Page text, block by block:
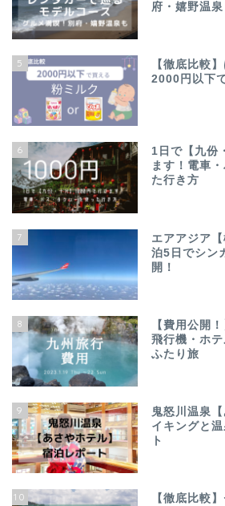
府・嬉野温泉
5
【徹底比較
2000円以下
6
1日で【九份
ます！電車
た行き方
7
エアアジア
泊5日でシン
開！
8
【費用公開
飛行機・ホ
ふたり旅
9
鬼怒川温泉
イキングと
ト
10
【徹底比較